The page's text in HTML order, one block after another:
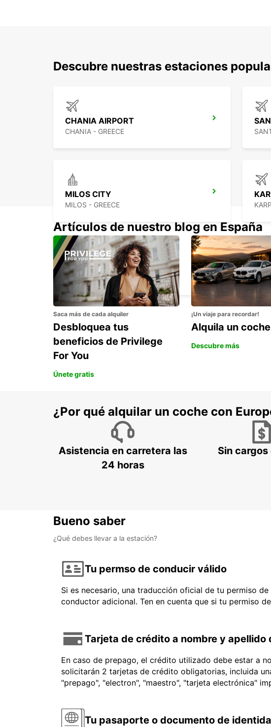
Descubre nuestras estaciones
CHANIA AIRPORT
CHANIA - GREECE
MILOS CITY
MILOS - GREECE
PAROS PORT
PAROS - GREECE
Artículos de nuestro blog en España
Saca más de cada alquiler
Desbloquea tus
beneficios de Privilege
For You
Únete gratis
¡Un viaje para recordar!
Alquila un
Descubre más
¿Por qué alquilar un coche con
Asistencia en carretera las
24 horas
Sin
Bueno saber
¿Qué debes llevar a la estación?
Tu permso de conducir válido
Si es necesario, una traducción oficial de tu permiso
conductor adicional. Ten en cuenta que si tu permiso
Tarjeta de crédito a nombre y
En caso de prepago, el crédito utilizado debe estar a
solicitarán 2 tarjetas de crédito obligatorias, incluida
"prepago", "electron", "maestro", "tarjeta electrónica"
Tu pasaporte o documento de